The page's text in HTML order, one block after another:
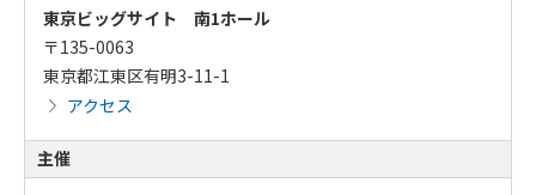
東京ビッグサイト 南1ホール
〒135-0063
東京都江東区有明3-11-1
アクセス
主催